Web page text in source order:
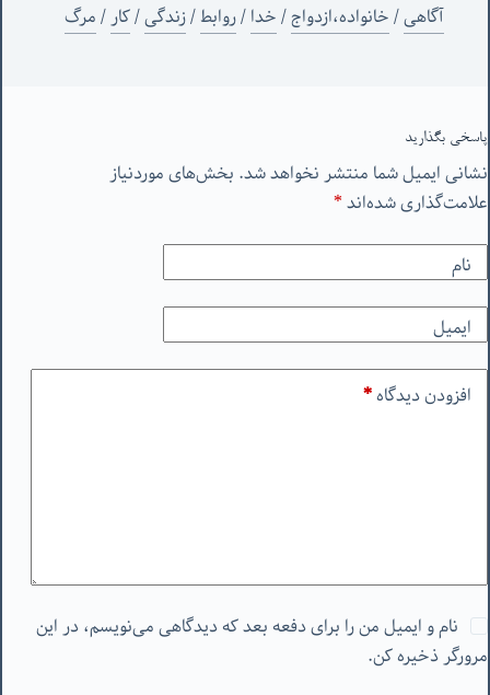
آگاهی/خانواده،ازدواج/خدا/روابط/زندگی/کار/مرگ
پاسخی بگذارید
نشانی ایمیل شما منتشر نخواهد شد. بخش‌های موردنیاز
علامت‌گذاری شده‌اند*
نام
ایمیل
افزودن دیدگاه*
نام و ایمیل من را برای دفعه بعد که دیدگاهی می‌نویسم، در این
مرورگر ذخیره کن.